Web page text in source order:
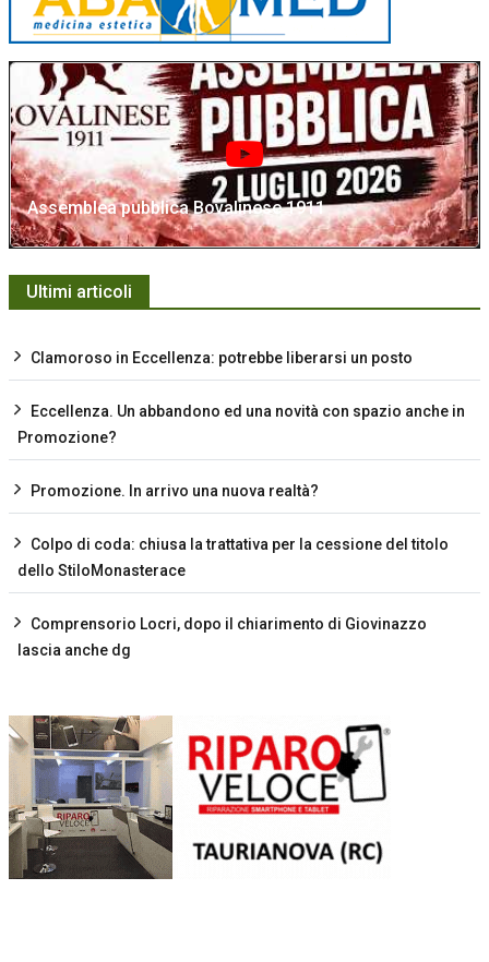
Assemblea pubblica Bovalinese 1911
Ultimi articoli
Clamoroso in Eccellenza: potrebbe liberarsi un posto
Eccellenza. Un abbandono ed una novità con spazio anche in
Promozione?
Promozione. In arrivo una nuova realtà?
Colpo di coda: chiusa la trattativa per la cessione del titolo
dello StiloMonasterace
Comprensorio Locri, dopo il chiarimento di Giovinazzo
lascia anche dg